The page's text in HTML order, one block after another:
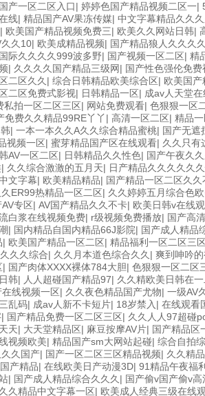
产一区二区入口| 婷婷色国产精品视频二区一|
线| 精品国产AV果冻传媒| 中文字幕精品久久
| 欧美国产精品视频免费三| 欧美久久网站日韩|
久久10| 欧美成精品视频| 国产精品狼人久久久
际久久久久999波多野| 国产视频一区二区| 精
| 久久久久国产精品三级网| 国产性色强伦免费
二区久久 | 综合日韩精品欧美综合区| 欧美国
二区免费式影视| 日韩精品一区| 成av人天堂
私拍一区二区三区| 网站免费观看| 色狠狠一区
免费久久精品99RE丫丫| 高清一区二区| 精品
| 一本一本久久A久久综合精品蜜桃| 国产无遮
视频一区| 蜜芽精品国产区在线观看| 久久只有
AV一区二区| 日韩精品久久性色| 国产午夜久
| 久久综合激激的五月天| 日产精品久久久久久
文字幕| 欧美精品精品| 国产精品一区二区久久
ER99热精品一区二区| 久久婷婷五月综合色
AV专区| AV国产精品久久不卡| 欧美日韩v在线
白浆在线视频免费| r级视频免费播放| 国产高
| 国内精品自国内精品66J影院| 国产成人精品
| 欧美国产精品一区二区| 精品福利一区二区三
久久综合| 久久月本道色综合久久 | 爽到呻吟
| 国产肉体XXXX裸体784大胆| 色狠狠一区二区
韩| 人人超碰国产精品97| 久久精欧美日韩在
线视频一区| 久久夜色精品国产尤物| 一级AV
乱码| 成av人新不卡短片| 18岁禁入 | 在线观看
| 国产精品免费一区二区三区| 久久人人97超碰
天| 大天堂精品区| 麻豆按摩AV片| 国产精品区
视频欧美| 精品国产sm大网站起碰| 综合自拍
久国产| 国产一区二区三区精品视频| 久久精
产精品| 在线欧美日产动漫3D| 91精品午夜福
| 国产成人精品综合久久久 | 国产偷v国产偷v高
久精品中文字幕一区| 欧美成人经典三级在线